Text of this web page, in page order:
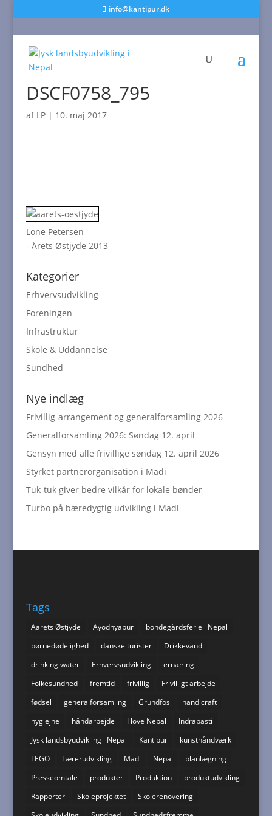
info@kantipur.dk
DSCF0758_795
af LP| 10. maj 2017
Lone Petersen
- Årets Østjyde 2013
Kategorier
Erhvervsudvikling
Foreningen
Infrastruktur
Skole & Uddannelse
Sundhed
Nye indlæg
Frivillig-arrangement og generalforsamling 2026
Generalforsamling 2026: Søndag 12. april
Gensyn med alle frivillige søndag 12. april 2026
Styrket partnerorganisation i Madi
Tuk-tuk giver bedre vilkår for lokale bønder
Turbo på bæredygtig udvikling i Madi
Tags
Aarets Østjyde Ayodhyapur
bondegårdsferie i Nepal
børnedødelighed
danske turister
Drikkevand
drinking water
Erhvervsudvikling
ernæring
Folkesundhed
fremtid frivillig
Frivilligt arbejde
fødsel
generalforsamling Grundfos
handicraft
hygiejne
håndarbejde I love Nepal
Indrabasti
Jysk landsbyudvikling i Nepal
Kantipur
kunsthåndværk
LEGO
Lærerudvikling Madi Nepal
planlægning
Presseomtale
produkter Produktion
produktudvikling
Rapporter
Skoleprojektet
Skolerenovering